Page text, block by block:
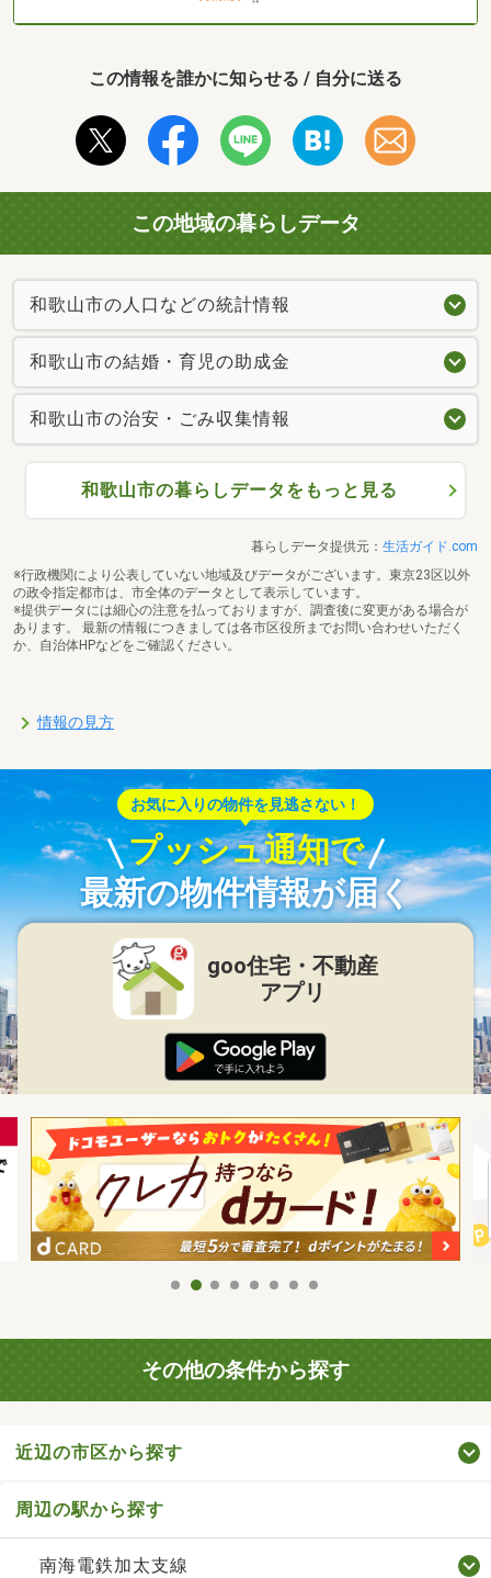
この情報を誰かに知らせる / 自分に送る
この地域の暮らしデータ
和歌山市の人口などの統計情報
和歌山市の結婚・育児の助成金
和歌山市の治安・ごみ収集情報
和歌山市の暮らしデータをもっと見る
暮らしデータ提供元： 生活ガイド.com
※行政機関により公表していない地域及びデータがございます。東京23区以外
の政令指定都市は、市全体のデータとして表示しています。
※提供データには細心の注意を払っておりますが、調査後に変更がある場合が
あります。 最新の情報につきましては各市区役所までお問い合わせいただく
か、自治体HPなどをご確認ください。
情報の見方
お気に入りの物件を見逃さない！
プッシュ通知で
最新の物件情報が届く
goo住宅・不動産
アプリ
その他の条件から探す
近辺の市区から探す
周辺の駅から探す
南海電鉄加太支線